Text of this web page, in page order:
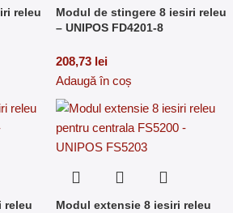
releu
Modul de stingere 8 iesiri releu
– UNIPOS FD4201-8
208,73 lei
Adaugă în coș
releu
Modul extensie 8 iesiri releu